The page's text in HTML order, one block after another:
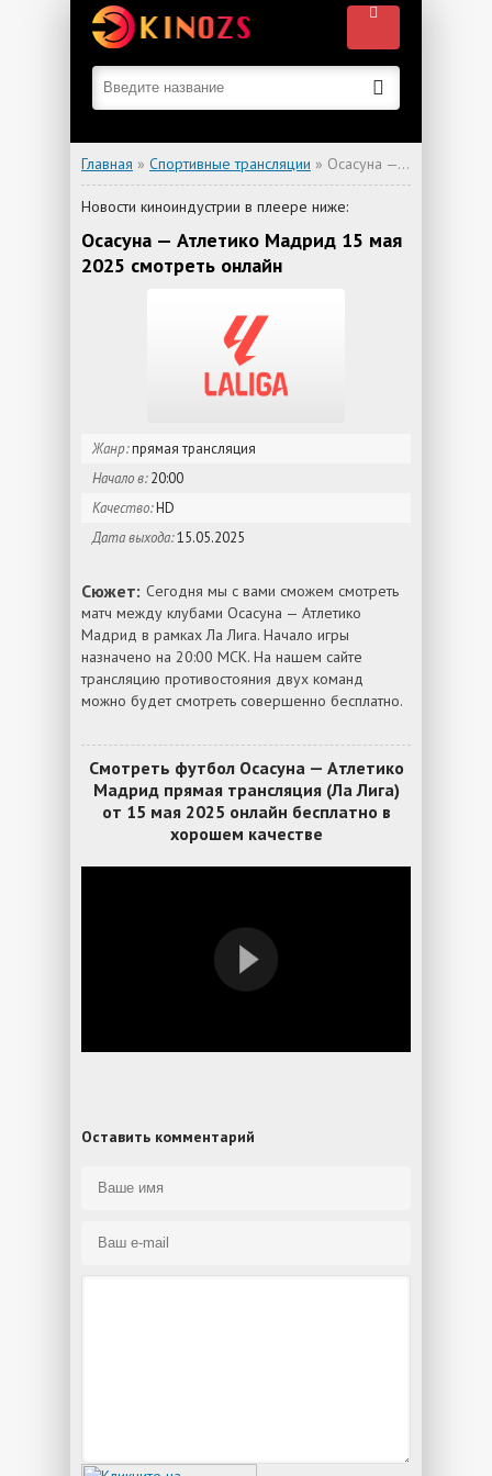
Главная » Спортивные трансляции » Осасуна — Атлетико Мадрид
Новости киноиндустрии в плеере ниже:
Осасуна — Атлетико Мадрид 15 мая
2025 смотреть онлайн
Жанр:прямая трансляция
Начало в:20:00
Качество:HD
Дата выхода:15.05.2025
Сюжет: Сегодня мы с вами сможем смотреть
матч между клубами Осасуна — Атлетико
Мадрид в рамках Ла Лига. Начало игры
назначено на 20:00 МСК. На нашем сайте
трансляцию противостояния двух команд
можно будет смотреть совершенно бесплатно.
Смотреть футбол Осасуна — Атлетико
Мадрид прямая трансляция (Ла Лига)
от 15 мая 2025 онлайн бесплатно в
хорошем качестве
Оставить комментарий